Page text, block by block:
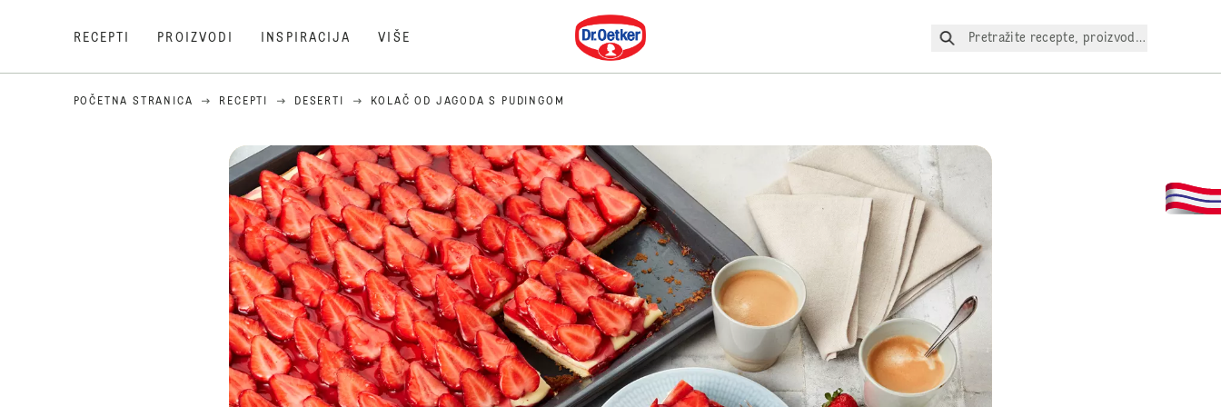
RECEPTI PROIZVODI INSPIRACIJA VIŠE
Dr. Oetker
Pretražite recepte, proizvode itd.
POČETNA STRANICA RECEPTI DESERTI KOLAČ OD JAGODA S PUDINGOM